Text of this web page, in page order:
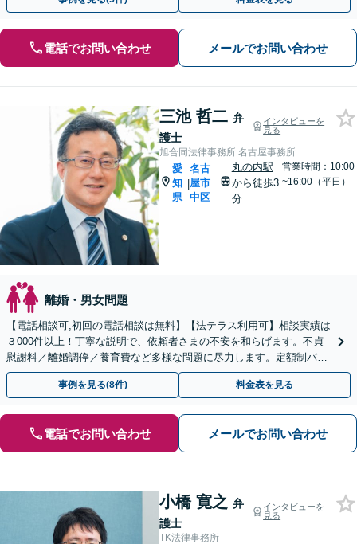
電話でお問い合わせ メールでお問い合わせ
三池 哲二 弁
護士
インタビューを
見る
旭合同法律事務所 名古屋事務所
愛
知
県
|
名古
屋市
中区
丸の内駅
から徒歩3
分
営業時間：10:00
~16:00（平日）
離婚・男女問題
【電話相談可,初回の電話相談は無料】【法テラス利用可】相談実績は
３000件以上！丁寧な説明で、依頼者さまの不安を和らげます。不貞
慰謝料／離婚調停／養育費など多様な問題に尽力します。定額制バッ
クアッププランあり【夜間休日対応】【丸の内駅3分】
事例を見る(8件) 料金表を見る
電話でお問い合わせ メールでお問い合わせ
小橋 寛之 弁
護士
インタビューを
見る
TK法律事務所